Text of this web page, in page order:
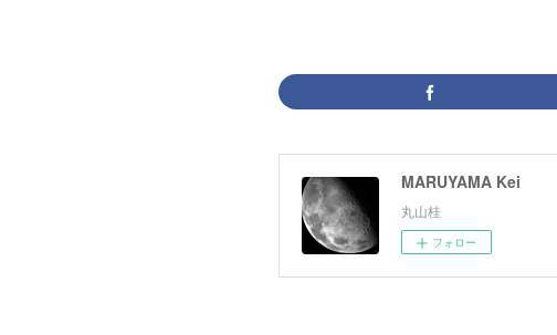
MARUYAMA Kei
丸山桂
フォロー